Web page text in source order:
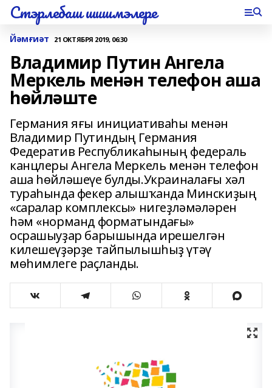
Стэрлебаш шишмэлере
Йәмғиәт 21 ОКТЯБРЯ 2019, 06:30
Владимир Путин Ангела
Меркель менән телефон аша
һөйләште
Германия яғы инициативаһы менән
Владимир Путиндың Германия
Федератив Республикаһының федераль
канцлеры Ангела Меркель менән телефон
аша һөйләшеүе булды.Украиналағы хәл
тураһында фекер алышҡанда Минскиҙың
«саралар комплексы» нигеҙләмәләрен
һәм «норманд форматындағы»
осрашыуҙар барышында ирешелгән
килешеүҙәрҙе тайпылышһыҙ үтәү
мөһимлеге раҫланды.